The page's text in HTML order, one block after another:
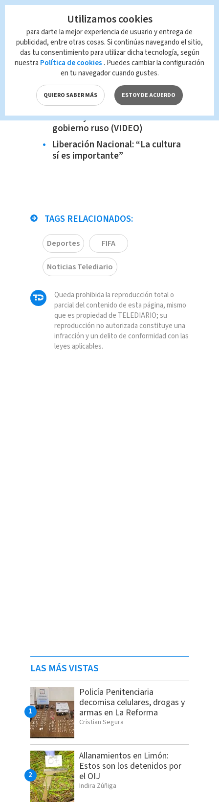
mil ucranianos que han huido del país
en busca de una zona segura.
Te recomiendo...
Muere montador tras recibir
patada de toro en Garabito
Saprissa gana 2-1 ante Guadalupe
"Anonymous" declara ciberguerra
a Putin y hackea canales del
gobierno ruso (VIDEO)
Liberación Nacional: “La cultura
sí es importante”
TAGS RELACIONADOS:
Deportes FIFA
Noticias Telediario
Queda prohibida la reproducción total o
parcial del contenido de esta página, mismo
que es propiedad de TELEDIARIO; su
reproducción no autorizada constituye una
infracción y un delito de conformidad con las
leyes aplicables.
LAS MÁS VISTAS
Policía Penitenciaria
decomisa celulares, drogas y
armas en La Reforma
Cristian Segura
Allanamientos en Limón:
Estos son los detenidos por
el OIJ
Indira Zúñiga
Utilizamos cookies
para darte la mejor experiencia de usuario y entrega de
publicidad, entre otras cosas. Si continúas navegando el sitio,
das tu consentimiento para utilizar dicha tecnología, según
nuestra Política de cookies . Puedes cambiar la configuración
en tu navegador cuando gustes.
QUIERO SABER MÁS ESTOY DE ACUERDO